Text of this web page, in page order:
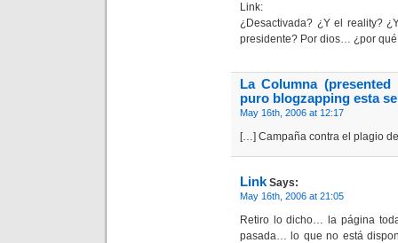
Link:
¿Desactivada? ¿Y el reality?
presidente? Por dios… ¿por
La Columna
puro blogzapping esta
May 16th, 2006 at 12:17
[…] Campaña contra el plagio
LinkSays:
May 16th, 2006 at 21:05
Retiro lo dicho… la página
pasada… lo que no está